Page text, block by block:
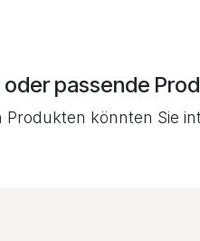
passende
Produkten könnten Sie